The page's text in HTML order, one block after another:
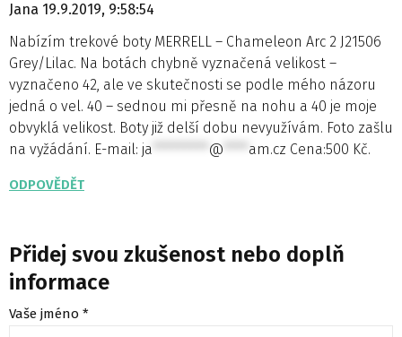
Jana 19.9.2019, 9:58:54
Nabízím trekové boty MERRELL – Chameleon Arc 2 J21506
Grey/Lilac. Na botách chybně vyznačená velikost –
vyznačeno 42, ale ve skutečnosti se podle mého názoru
jedná o vel. 40 – sednou mi přesně na nohu a 40 je moje
obvyklá velikost. Boty již delší dobu nevyužívám. Foto zašlu
na vyžádání. E-mail: ja ********* @ **** am.cz Cena:500 Kč.
ODPOVĚDĚT
Přidej svou zkušenost nebo doplň
informace
Vaše jméno *